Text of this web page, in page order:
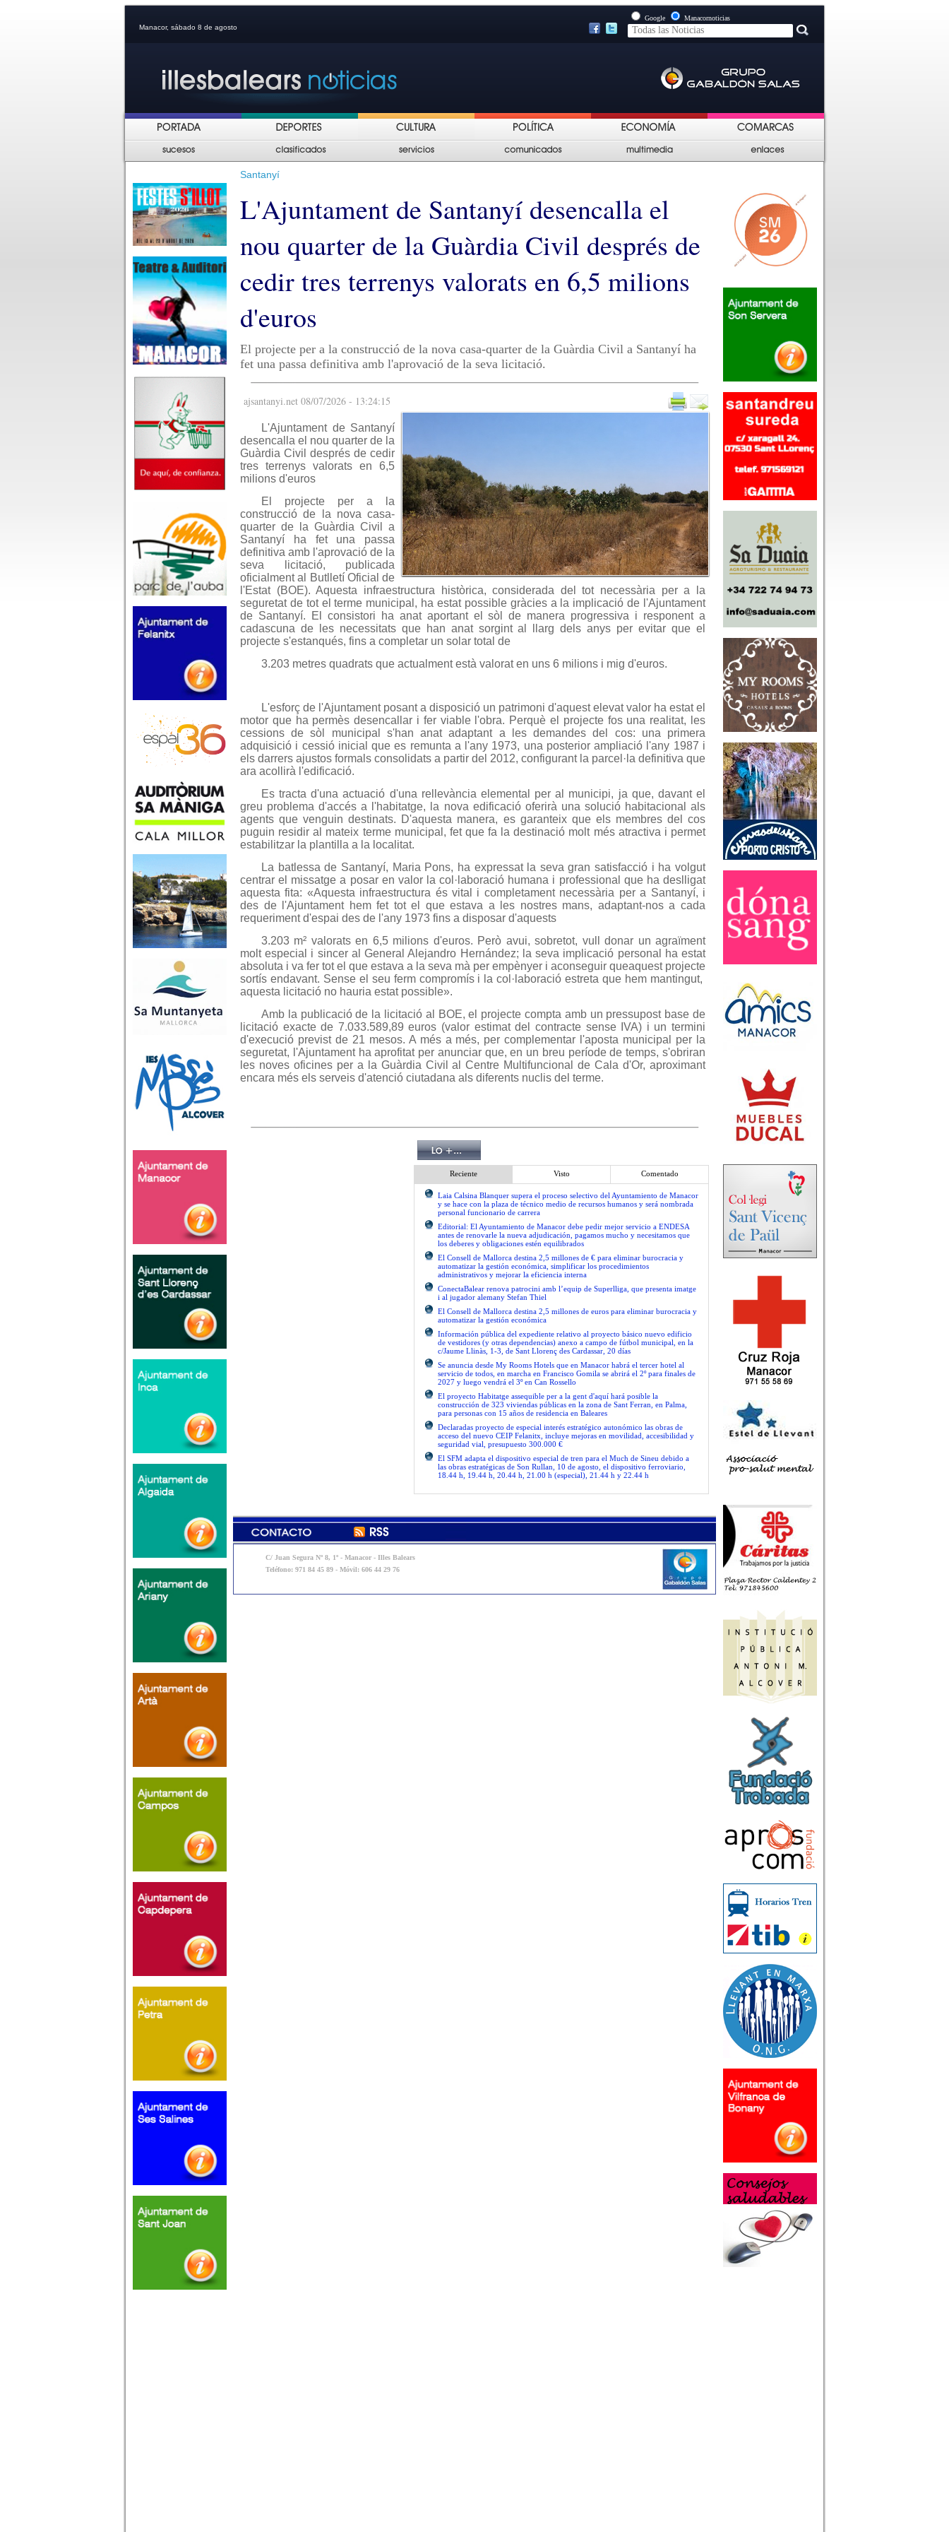
Manacor, sábado 8 de agosto
Google Manacornoticias
Santanyí
L'Ajuntament de Santanyí desencalla el
nou quarter de la Guàrdia Civil després de
cedir tres terrenys valorats en 6,5 milions
d'euros
El projecte per a la construcció de la nova casa-quarter de la Guàrdia Civil a Santanyí ha
fet una passa definitiva amb l'aprovació de la seva licitació.
ajsantanyi.net 08/07/2026 - 13:24:15
L'Ajuntament de Santanyí
desencalla el nou quarter de la
Guàrdia Civil després de cedir
tres terrenys valorats en 6,5
milions d'euros
El projecte per a la
construcció de la nova casa-
quarter de la Guàrdia Civil a
Santanyí ha fet una passa
definitiva amb l'aprovació de la
seva licitació, publicada
oficialment al Butlletí Oficial de
l'Estat (BOE). Aquesta infraestructura històrica, considerada del tot necessària per a la
seguretat de tot el terme municipal, ha estat possible gràcies a la implicació de l'Ajuntament
de Santanyí. El consistori ha anat aportant el sòl de manera progressiva i responent a
cadascuna de les necessitats que han anat sorgint al llarg dels anys per evitar que el
projecte s'estanqués, fins a completar un solar total de
3.203 metres quadrats que actualment està valorat en uns 6 milions i mig d'euros.
L'esforç de l'Ajuntament posant a disposició un patrimoni d'aquest elevat valor ha estat el
motor que ha permès desencallar i fer viable l'obra. Perquè el projecte fos una realitat, les
cessions de sòl municipal s'han anat adaptant a les demandes del cos: una primera
adquisició i cessió inicial que es remunta a l'any 1973, una posterior ampliació l'any 1987 i
els darrers ajustos formals consolidats a partir del 2012, configurant la parcel·la definitiva que
ara acollirà l'edificació.
Es tracta d'una actuació d'una rellevància elemental per al municipi, ja que, davant el
greu problema d'accés a l'habitatge, la nova edificació oferirà una solució habitacional als
agents que venguin destinats. D'aquesta manera, es garanteix que els membres del cos
puguin residir al mateix terme municipal, fet que fa la destinació molt més atractiva i permet
estabilitzar la plantilla a la localitat.
La batlessa de Santanyí, Maria Pons, ha expressat la seva gran satisfacció i ha volgut
centrar el missatge a posar en valor la col·laboració humana i professional que ha deslligat
aquesta fita: «Aquesta infraestructura és vital i completament necessària per a Santanyí, i
des de l'Ajuntament hem fet tot el que estava a les nostres mans, adaptant-nos a cada
requeriment d'espai des de l'any 1973 fins a disposar d'aquests
3.203 m² valorats en 6,5 milions d'euros. Però avui, sobretot, vull donar un agraïment
molt especial i sincer al General Alejandro Hernández; la seva implicació personal ha estat
absoluta i va fer tot el que estava a la seva mà per empènyer i aconseguir queaquest projecte
sortís endavant. Sense el seu ferm compromís i la col·laboració estreta que hem mantingut,
aquesta licitació no hauria estat possible».
Amb la publicació de la licitació al BOE, el projecte compta amb un pressupost base de
licitació exacte de 7.033.589,89 euros (valor estimat del contracte sense IVA) i un termini
d'execució previst de 21 mesos. A més a més, per complementar l'aposta municipal per la
seguretat, l'Ajuntament ha aprofitat per anunciar que, en un breu període de temps, s'obriran
les noves oficines per a la Guàrdia Civil al Centre Multifuncional de Cala d'Or, aproximant
encara més els serveis d'atenció ciutadana als diferents nuclis del terme.
Reciente Visto Comentado
Laia Calsina Blanquer supera el proceso selectivo del Ayuntamiento de Manacor
y se hace con la plaza de técnico medio de recursos humanos y será nombrada
personal funcionario de carrera
Editorial: El Ayuntamiento de Manacor debe pedir mejor servicio a ENDESA
antes de renovarle la nueva adjudicación, pagamos mucho y necesitamos que
los deberes y obligaciones estén equilibrados
El Consell de Mallorca destina 2,5 millones de € para eliminar burocracia y
automatizar la gestión económica, simplificar los procedimientos
administrativos y mejorar la eficiencia interna
ConectaBalear renova patrocini amb l’equip de Superlliga, que presenta imatge
i al jugador alemany Stefan Thiel
El Consell de Mallorca destina 2,5 millones de euros para eliminar burocracia y
automatizar la gestión económica
Información pública del expediente relativo al proyecto básico nuevo edificio
de vestidores (y otras dependencias) anexo a campo de fútbol municipal, en la
c/Jaume Llinàs, 1-3, de Sant Llorenç des Cardassar, 20 días
Se anuncia desde My Rooms Hotels que en Manacor habrá el tercer hotel al
servicio de todos, en marcha en Francisco Gomila se abrirá el 2º para finales de
2027 y luego vendrá el 3º en Can Rossello
El proyecto Habitatge assequible per a la gent d'aquí hará posible la
construcción de 323 viviendas públicas en la zona de Sant Ferran, en Palma,
para personas con 15 años de residencia en Baleares
Declaradas proyecto de especial interés estratégico autonómico las obras de
acceso del nuevo CEIP Felanitx, incluye mejoras en movilidad, accesibilidad y
seguridad vial, presupuesto 300.000 €
El SFM adapta el dispositivo especial de tren para el Much de Sineu debido a
las obras estratégicas de Son Rullan, 10 de agosto, el dispositivo ferroviario,
18.44 h, 19.44 h, 20.44 h, 21.00 h (especial), 21.44 h y 22.44 h
C/ Juan Segura Nº 8, 1º - Manacor - Illes Balears
Teléfono: 971 84 45 89 - Móvil: 606 44 29 76